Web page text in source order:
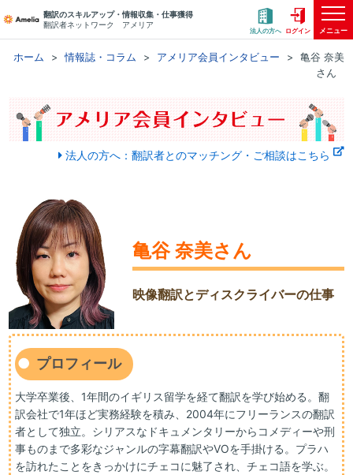
翻訳のスキルアップ・情報収集・仕事獲得
翻訳者ネットワーク アメリア
法人の方へ ログイン メニュー
ホーム 情報誌・コラム アメリア会員インタビュー
亀谷 奈美
さん
法人の方へ：翻訳者とのマッチング・ご相談はこちら
亀谷 奈美さん
映像翻訳とディスクライバーの仕事
プロフィール
大学卒業後、1年間のイギリス留学を経て翻訳を学び始める。翻
訳会社で1年ほど実務経験を積み、2004年にフリーランスの翻訳
者として独立。シリアスなドキュメンタリーからコメディーや刑
事ものまで多彩なジャンルの字幕翻訳やVOを手掛ける。プラハ
を訪れたことをきっかけにチェコに魅了され、チェコ語を学ぶ。